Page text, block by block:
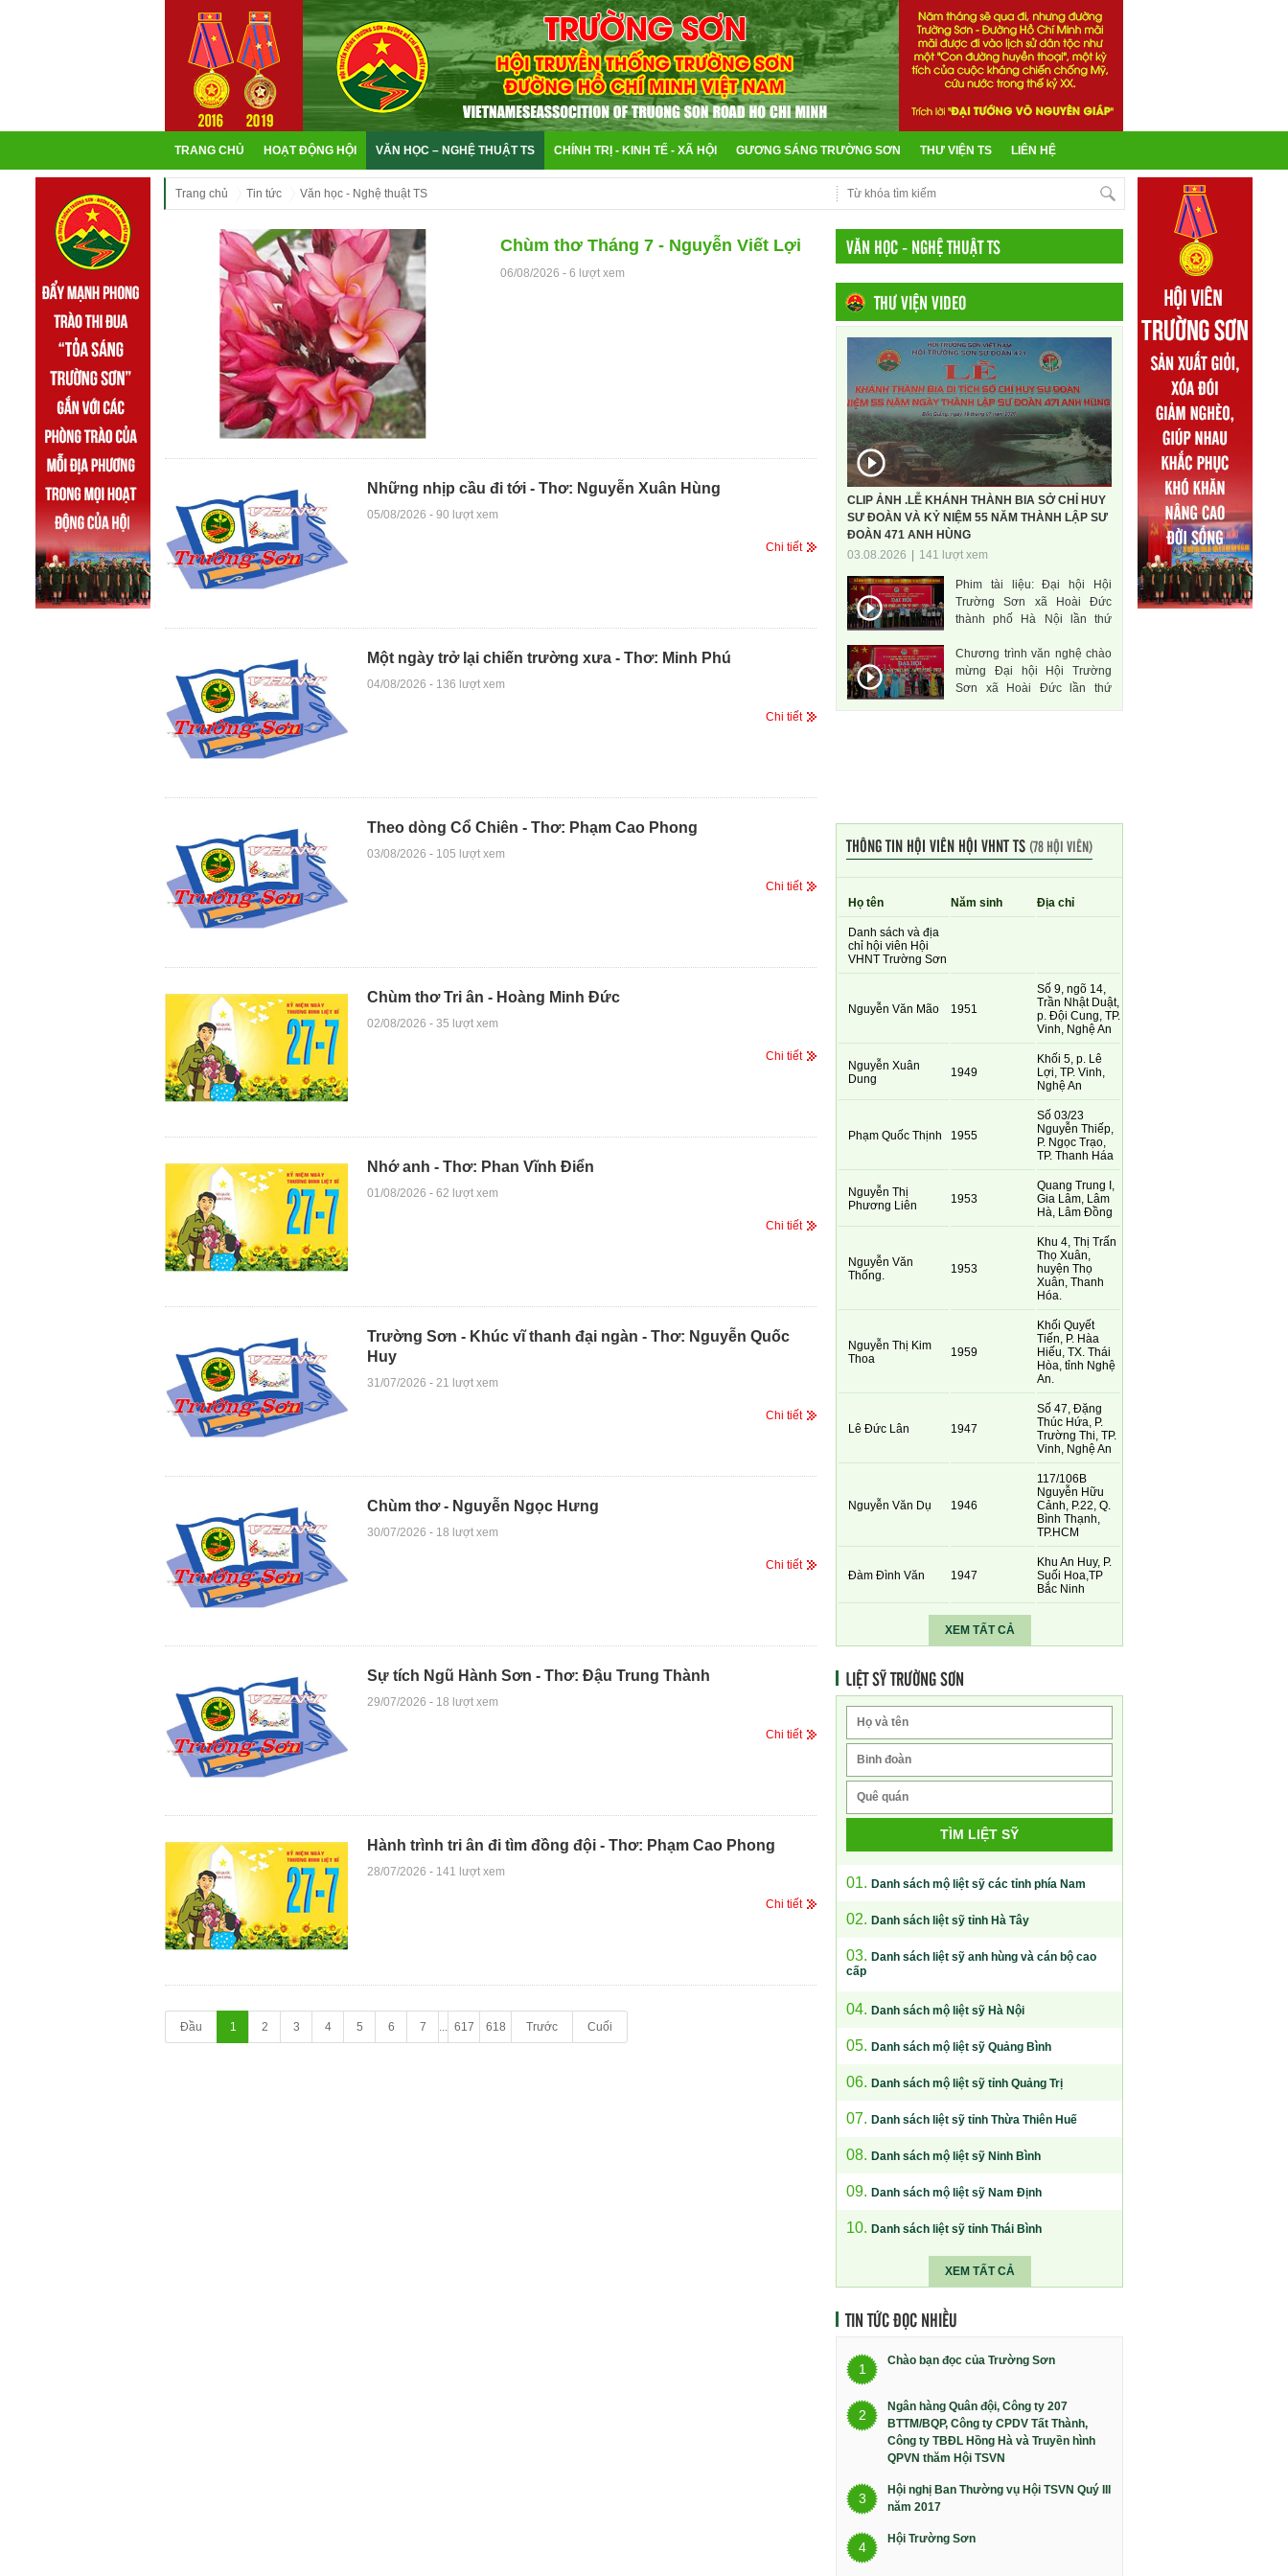
TRANG CHỦ HOẠT ĐỘNG HỘI VĂN HỌC – NGHỆ THUẬT TS CHÍNH TRỊ - KINH TẾ - XÃ HỘI GƯƠNG SÁNG TRƯỜNG SƠN THƯ VIỆN TS LIÊN HỆ
Trang chủ Tin tức Văn học - Nghệ thuật TS
Chùm thơ Tháng 7 - Nguyễn Viết Lợi
06/08/2026 - 6 lượt xem
Những nhịp cầu đi tới - Thơ: Nguyễn Xuân Hùng
05/08/2026 - 90 lượt xem
Chi tiết
Một ngày trở lại chiến trường xưa - Thơ: Minh Phú
04/08/2026 - 136 lượt xem
Chi tiết
Theo dòng Cổ Chiên - Thơ: Phạm Cao Phong
03/08/2026 - 105 lượt xem
Chi tiết
Chùm thơ Tri ân - Hoàng Minh Đức
02/08/2026 - 35 lượt xem
Chi tiết
Nhớ anh - Thơ: Phan Vĩnh Điển
01/08/2026 - 62 lượt xem
Chi tiết
Trường Sơn - Khúc vĩ thanh đại ngàn - Thơ: Nguyễn Quốc
Huy
31/07/2026 - 21 lượt xem
Chi tiết
Chùm thơ - Nguyễn Ngọc Hưng
30/07/2026 - 18 lượt xem
Chi tiết
Sự tích Ngũ Hành Sơn - Thơ: Đậu Trung Thành
29/07/2026 - 18 lượt xem
Chi tiết
Hành trình tri ân đi tìm đồng đội - Thơ: Phạm Cao Phong
28/07/2026 - 141 lượt xem
Chi tiết
Đầu 1 2 3 4 5 6 7 ... 617 618 Trước Cuối
VĂN HỌC - NGHỆ THUẬT TS
THƯ VIỆN VIDEO
CLIP ẢNH .LỄ KHÁNH THÀNH BIA SỞ CHỈ HUY
SƯ ĐOÀN VÀ KỶ NIỆM 55 NĂM THÀNH LẬP SƯ
ĐOÀN 471 ANH HÙNG
03.08.2026
141 lượt xem
Phim tài liệu: Đại hội Hội
Trường Sơn xã Hoài Đức
thành phố Hà Nội lần thứ
Chương trình văn nghệ chào
mừng Đại hội Hội Trường
Sơn xã Hoài Đức lần thứ
THÔNG TIN HỘI VIÊN HỘI VHNT TS(78 HỘI VIÊN)
Họ tên Năm sinh Địa chỉ
Danh sách và địa
chỉ hội viên Hội
VHNT Trường Sơn
Nguyễn Văn Mão 1951
Số 9, ngõ 14,
Trần Nhật Duật,
p. Đội Cung, TP.
Vinh, Nghệ An
Nguyễn Xuân
Dung
1949
Khối 5, p. Lê
Lợi, TP. Vinh,
Nghệ An
Phạm Quốc Thịnh 1955
Số 03/23
Nguyễn Thiếp,
P. Ngọc Trạo,
TP. Thanh Háa
Nguyễn Thị
Phương Liên
1953
Quang Trung I,
Gia Lâm, Lâm
Hà, Lâm Đồng
Nguyễn Văn
Thống.
1953
Khu 4, Thị Trấn
Thọ Xuân,
huyện Thọ
Xuân, Thanh
Hóa.
Nguyễn Thị Kim
Thoa
1959
Khối Quyết
Tiến, P. Hàa
Hiếu, TX. Thái
Hòa, tỉnh Nghệ
An.
Lê Đức Lân 1947
Số 47, Đặng
Thúc Hứa, P.
Trường Thi, TP.
Vinh, Nghệ An
Nguyễn Văn Dụ 1946
117/106B
Nguyễn Hữu
Cảnh, P.22, Q.
Bình Thạnh,
TP.HCM
Đàm Đình Văn 1947
Khu An Huy, P.
Suối Hoa,TP
Bắc Ninh
XEM TẤT CẢ
LIỆT SỸ TRƯỜNG SƠN
TÌM LIỆT SỸ
01. Danh sách mộ liệt sỹ các tỉnh phía Nam
02. Danh sách liệt sỹ tỉnh Hà Tây
03. Danh sách liệt sỹ anh hùng và cán bộ cao
cấp
04. Danh sách mộ liệt sỹ Hà Nội
05. Danh sách mộ liệt sỹ Quảng Bình
06. Danh sách mộ liệt sỹ tỉnh Quảng Trị
07. Danh sách liệt sỹ tỉnh Thừa Thiên Huế
08. Danh sách mộ liệt sỹ Ninh Bình
09. Danh sách mộ liệt sỹ Nam Định
10. Danh sách liệt sỹ tỉnh Thái Bình
XEM TẤT CẢ
TIN TỨC ĐỌC NHIỀU
1
Chào bạn đọc của Trường Sơn
2
Ngân hàng Quân đội, Công ty 207
BTTM/BQP, Công ty CPDV Tất Thành,
Công ty TBĐL Hồng Hà và Truyền hình
QPVN thăm Hội TSVN
3
Hội nghị Ban Thường vụ Hội TSVN Quý III
năm 2017
4
Hội Trường Sơn